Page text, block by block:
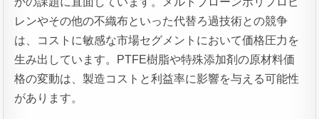
レンやその他の不織布といった代替ろ過技術との競争
は、コストに敏感な市場セグメントにおいて価格圧力を
生み出しています。PTFE樹脂や特殊添加剤の原材料価
格の変動は、製造コストと利益率に影響を与える可能性
があります。